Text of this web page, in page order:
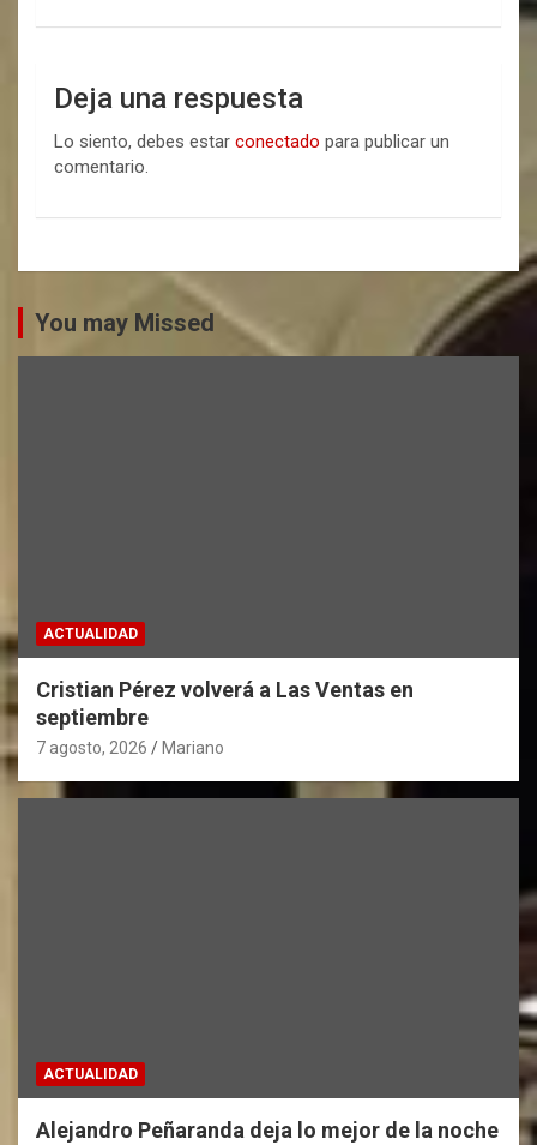
Deja una respuesta
Lo siento, debes estar conectado para publicar un
comentario.
You may Missed
ACTUALIDAD
Cristian Pérez volverá a Las Ventas en
septiembre
7 agosto, 2026 Mariano
ACTUALIDAD
Alejandro Peñaranda deja lo mejor de la noche